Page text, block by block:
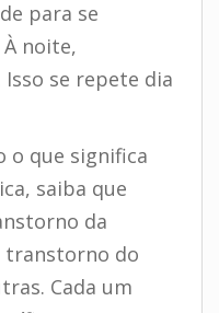
para se
noite,
se repete dia
o que significa
saiba que
da
transtorno do
Cada um